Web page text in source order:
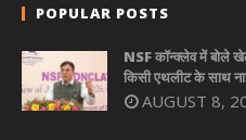
POPULAR POSTS
NSF कॉन्क्लेव में बोले खेल
किसी एथलीट के साथ
AUGUST 8,